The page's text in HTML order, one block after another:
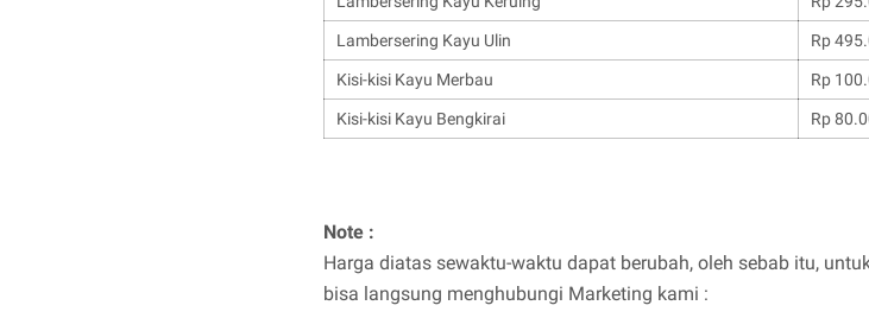
Lambersering Kayu Ulin Rp
Kisi-kisi Kayu Merbau Rp
Kisi-kisi Kayu Bengkirai Rp
Note :
Harga diatas sewaktu-waktu dapat berubah, oleh sebab itu,
bisa langsung menghubungi Marketing kami :